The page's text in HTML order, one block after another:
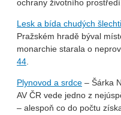
ochrany životního
Lesk a bída chudých
Pražském hradě býval
monarchie starala o
44.
Plynovod a srdce – Šárka
AV ČR vede jedno z
– alespoň co do počtu